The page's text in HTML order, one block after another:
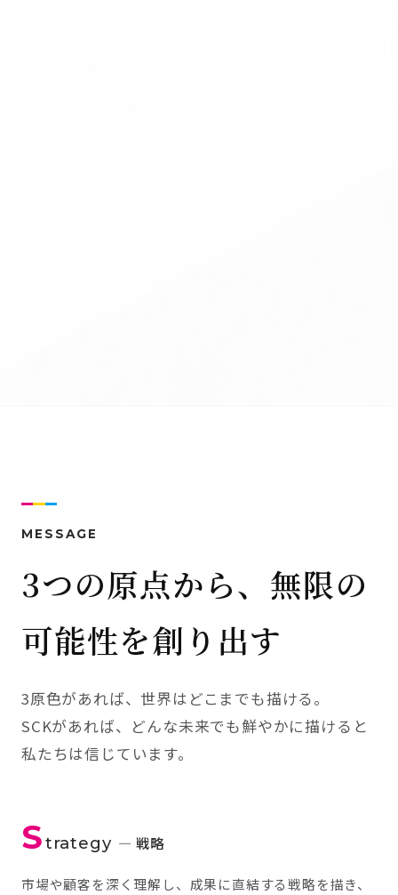
MESSAGE
3つの原点から、無限の
可能性を創り出す
3原色があれば、世界はどこまでも描ける。
SCKがあれば、どんな未来でも鮮やかに描けると
私たちは信じています。
Strategy — 戦略
市場や顧客を深く理解し、成果に直結する戦略を描き、